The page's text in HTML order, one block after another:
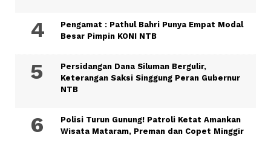
Pengamat : Pathul Bahri Punya Empat Modal
Besar Pimpin KONI NTB
Persidangan Dana Siluman Bergulir,
Keterangan Saksi Singgung Peran Gubernur
NTB
Polisi Turun Gunung! Patroli Ketat Amankan
Wisata Mataram, Preman dan Copet Minggir